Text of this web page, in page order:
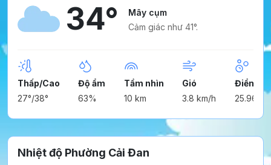
34°
Mây cụm
Cảm giác như 41°.
Thấp/Cao
27°/38°
Độ ẩm
63%
Tầm nhìn
10 km
Gió
3.8 km/h
Điểm
25.96°
Nhiệt độ Phường Cải Đan